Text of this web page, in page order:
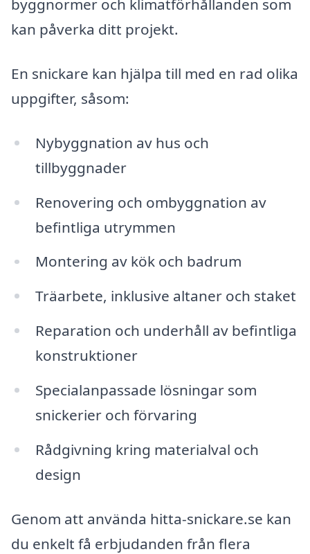
byggnormer och klimatförhållanden som
kan påverka ditt projekt.
En snickare kan hjälpa till med en rad olika
uppgifter, såsom:
Nybyggnation av hus och
tillbyggnader
Renovering och ombyggnation av
befintliga utrymmen
Montering av kök och badrum
Träarbete, inklusive altaner och staket
Reparation och underhåll av befintliga
konstruktioner
Specialanpassade lösningar som
snickerier och förvaring
Rådgivning kring materialval och
design
Genom att använda hitta-snickare.se kan
du enkelt få erbjudanden från flera